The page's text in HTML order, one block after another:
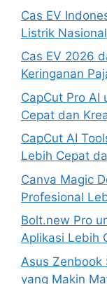
Cas EV
Listrik Nasional
Cas EV 2026
Keringanan
CapCut Pro AI
Cepat dan
CapCut AI
Lebih Cepat
Canva Magic
Profesional
Bolt.new Pro
Aplikasi Lebih
Asus Zenbook
yang Makin